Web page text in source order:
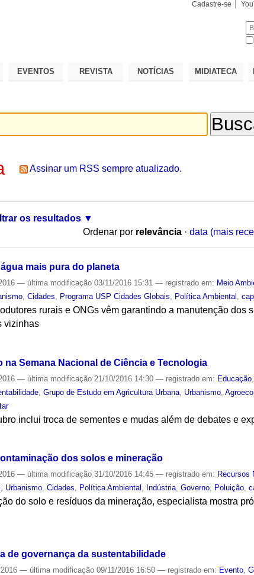
Cadastre-se
EVENTOS REVISTA NOTÍCIAS MIDIATECA
Assinar um RSS sempre atualizado.
os resultados
Ordenar por relevância · data (mais
mais pura do planeta
— última modificação 03/11/2016 15:31— registrado em: Meio
,Cidades Programa USP Cidades Globais Política Ambiental ,
rurais e ONGs vêm garantindo a manutenção dos
vizinhas
Semana Nacional de Ciência e Tecnologia
— última modificação 21/10/2016 14:30— registrado em: Educação
,Grupo de Estudo em Agricultura Urbana Urbanismo ,
inclui troca de sementes e mudas além de debates e
dos solos e mineração
— última modificação 31/10/2016 14:45— registrado em: Recursos
, Urbanismo,Cidades, Política Ambiental , Indústria,Governo, Poluição,
do solo e resíduos da mineração, especialista mostra
de governança da sustentabilidade
2016— última modificação 09/11/2016 16:50— registrado em: Evento,